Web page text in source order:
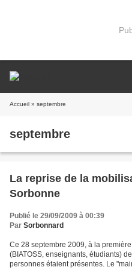
Accueil » septembre
septembre
La reprise de la
Sorbonne
Publié le 29/09/2009 à 00:39
Par Sorbonnard
Ce 28 septembre 2009, à la
(BIATOSS, enseignants, étudiants)
personnes étaient présentes. Le